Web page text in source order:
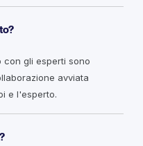
con gli esperti sono
avviata
e l'esperto.